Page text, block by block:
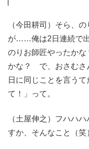
（今田耕司）そら、
が……俺は2日連続で
のりお師匠やったか
かな？ で、おさむさ
日に同じことを言う
て！」って。
（土屋伸之）フハハ
すか、そんなこと（笑